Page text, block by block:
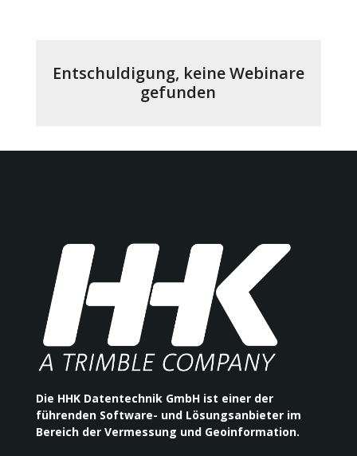
Entschuldigung, keine Webinare
gefunden
Die HHK Datentechnik GmbH ist einer der
führenden Software- und Lösungsanbieter im
Bereich der Vermessung und Geoinformation.